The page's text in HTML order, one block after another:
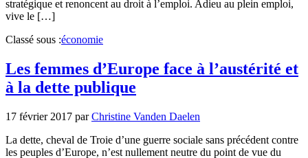
stratégique et renoncent au droit à l’emploi. Adieu au plein emploi,
vive le […]
Classé sous :économie
Les femmes d’Europe face à l’austérité et
à la dette publique
17 février 2017 parChristine Vanden Daelen
La dette, cheval de Troie d’une guerre sociale sans précédent contre
les peuples d’Europe, n’est nullement neutre du point de vue du